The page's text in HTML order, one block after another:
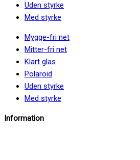
Uden styrke
Med styrke
Mygge-fri net
Mitter-fri net
Klart glas
Polaroid
Uden styrke
Med styrke
Information